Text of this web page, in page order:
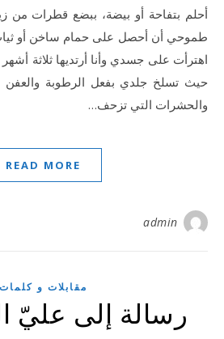
أحلم بتفاحة أو بيضة، ببضع قطرات من
طموحي أن أحصل على حمام ساخن أو
اهترأت على جسدي وأنا أرتديها ثلاثة
حيث تسلخ جلدي بفعل الرطوبة
والحشرات التي تزحف…
READ MORE
admin
مقابلات و كلمات
رسالة إلى عليّ